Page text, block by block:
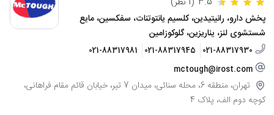
پخش دارو، رانیتیدین، کلسیم یانتوتنات، سفکسین، مایع
شستشوی لنز، یناریزین، گلوکوزامین
021-88317930
021-88317945
021-88317981
mctough@irost.com
تهران، منطقه 6، محله سنائی، میدان 7 تیر، خیابان قائم مقام فراهانی،
کوچه دوم الف، پلاک 4